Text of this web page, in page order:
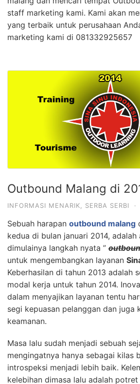
staff marketing kami. Kami akan
yang terbaik untuk perusahaan
marketing kami di 081332925657
Outbound Malang di
INFORMASI MENARIK, SERBA SERBI ·
Sebuah harapan outbound malang
kedua di bulan januari 2014, adalah
dimulainya langkah nyata ”
untuk mengembangkan layanan
Keberhasilan di tahun 2013 adalah
modal kerja untuk tahun 2014.
dalam menyajikan layanan tentu
segi kepuasan pelanggan dan juga
keamanan.
Masa lalu sudah menjadi sebuah
mengingatnya hanya sebagai kilas
introspeksi menjadi lebih baik.
kelebihan dimasa lalu adalah